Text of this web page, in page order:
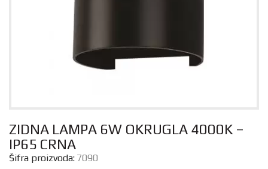
ZIDNA LAMPA 6W OKRUGLA 4000K –
IP65 CRNA
Šifra proizvoda: 7090